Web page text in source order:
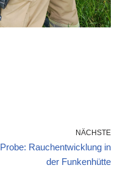
NÄCHSTE
Probe: Rauchentwicklung in
der Funkenhütte